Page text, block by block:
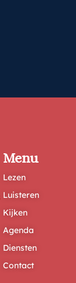
Menu
Lezen
Luisteren
Kijken
Agenda
Diensten
Contact